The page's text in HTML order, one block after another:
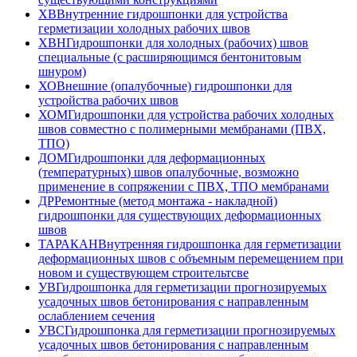
ХВВнутренние гидрошпонки для устройства
герметизации холодных рабочих швов
ХВНГидрошпонки для холодных (рабочих) швов
специальные (с расширяющимся бентонитовым
шнуром)
ХОВнешние (опалубочные) гидрошпонки для
устройства рабочих швов
ХОМГидрошпонки для устройства рабочих холодных
швов совместно с полимерными мембранами (ПВХ,
ТПО)
ДОМГидрошпонки для деформационных
(температурных) швов опалубочные, возможно
применение в сопряжении с ПВХ, ТПО мембранами
ДРРемонтные (метод монтажа - накладной)
гидрошпонки для существующих деформационных
швов
ТАРАКАНВнутренняя гидрошпонка для герметизации
деформационных швов с объемным перемещением при
новом и существующем строительтсве
УВГидрошпонка для герметизации прогнозируемых
усадочных швов бетонирования с направленным
ослаблением сечения
УВСГидрошпонка для герметизации прогнозируемых
усадочных швов бетонирования с направленным